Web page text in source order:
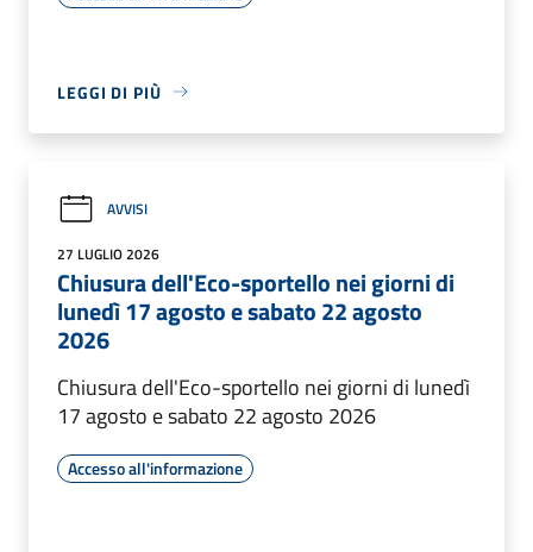
LEGGI DI PIÙ
AVVISI
27 LUGLIO 2026
Chiusura dell'Eco-sportello nei giorni di
lunedì 17 agosto e sabato 22 agosto
2026
Chiusura dell'Eco-sportello nei giorni di lunedì
17 agosto e sabato 22 agosto 2026
Accesso all'informazione